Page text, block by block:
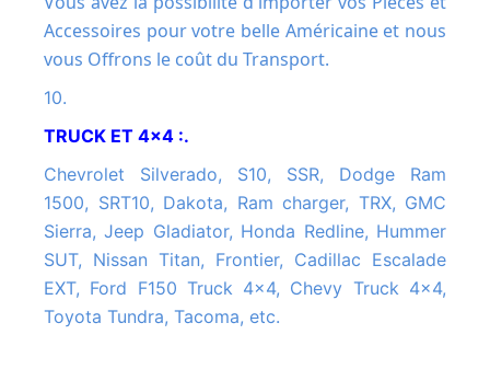
Accessoires pour votre belle Américaine et nous
vous Offrons le coût du Transport.
10.
TRUCK ET 4x4 :.
Chevrolet Silverado, S10, SSR, Dodge Ram
1500, SRT10, Dakota, Ram charger, TRX, GMC
Sierra, Jeep Gladiator, Honda Redline, Hummer
SUT, Nissan Titan, Frontier, Cadillac Escalade
EXT, Ford F150 Truck 4x4, Chevy Truck 4x4,
Toyota Tundra, Tacoma, etc.